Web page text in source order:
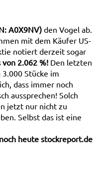
A0X9NV) den Vogel ab.
mit dem Käufer US-
notiert derzeit sogar
von 2.062 %! Den letzten
Stücke im
dass immer noch
aussprechen! Solch
jetzt nur nicht zu
Selbst das ist eine
heute stockreport.de